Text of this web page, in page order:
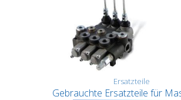
Ersatzteile
Gebrauchte Ersatzteile für